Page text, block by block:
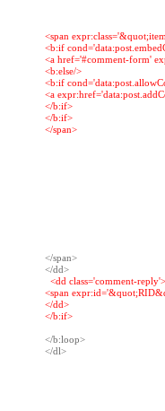
<span
<b:if
<a href='#comment-form'
<b:else/>
<b:if
<a
</b:if>
</b:if>
</span>
</span>
  <dd class='comment-reply'>
<span
</dd>
</b:if>
</b:loop>
</dl>